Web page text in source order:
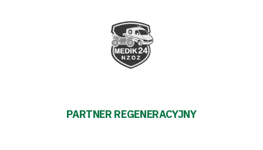
PARTNER REGENERACYJNY